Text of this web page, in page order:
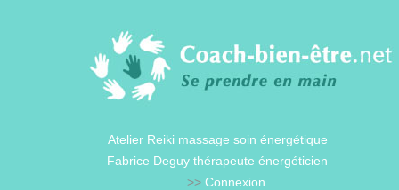
Atelier Reiki massage soin énergétique
Fabrice Deguy thérapeute énergéticien
>> Connexion